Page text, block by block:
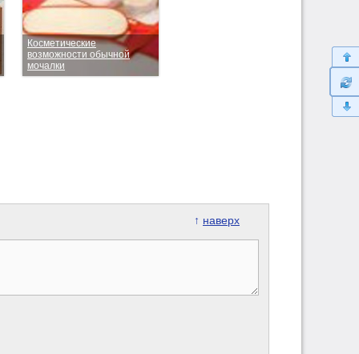
Косметические
возможности обычной
мочалки
↑ наверх